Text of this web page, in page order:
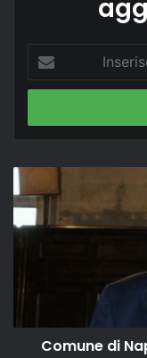
tuo
email
Comune di